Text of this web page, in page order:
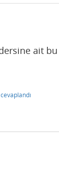
ait
cevaplandı